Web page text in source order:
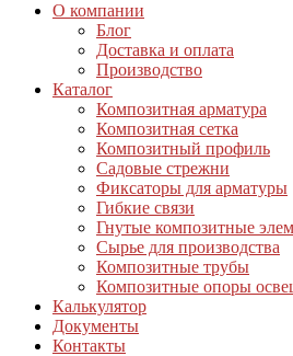
О компании
Блог
Доставка и оплата
Производство
Каталог
Композитная арматура
Композитная сетка
Композитный профиль
Садовые стрежни
Фиксаторы для арматуры
Гибкие связи
Гнутые композитные
Сырье для производства
Композитные трубы
Композитные опоры
Калькулятор
Документы
Контакты